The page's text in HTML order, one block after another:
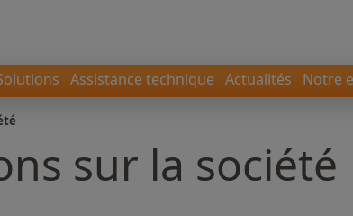
Assistance technique Actualités Notre
sur la société